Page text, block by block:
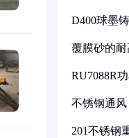
D400球墨
覆膜砂的
RU7088R
不锈钢通
201不锈钢